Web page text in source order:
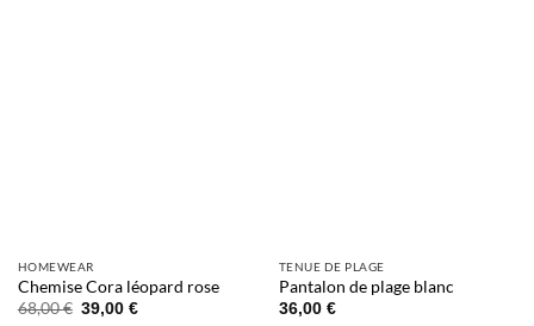
HOMEWEAR
Chemise Cora léopard rose
68,00€ Le
39,00 €Le
TENUE DE PLAGE
Pantalon de plage blanc
36,00 €